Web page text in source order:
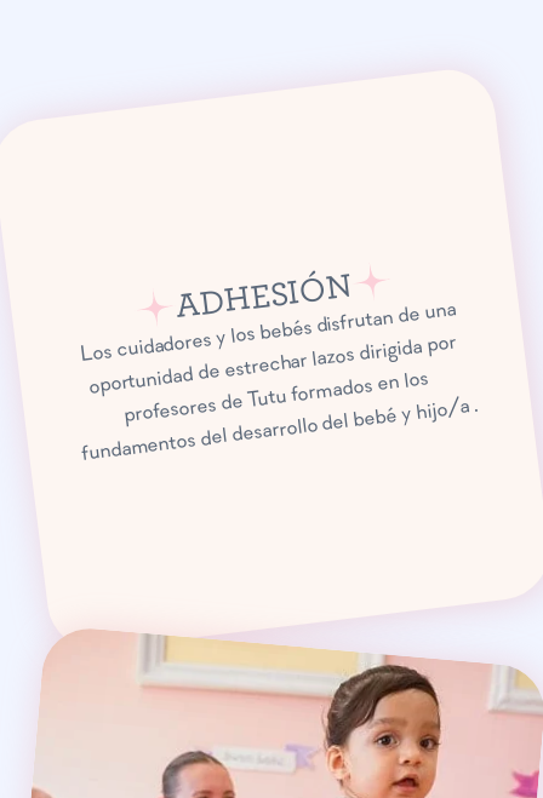
ADHESIÓN
Los cuidadores y los bebés disfrutan de una
oportunidad de estrechar lazos dirigida por
profesores de Tutu formados en los
fundamentos del desarrollo del bebé y hijo/a .